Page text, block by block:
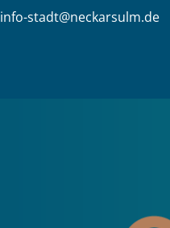
info-stadt@neckarsulm.de